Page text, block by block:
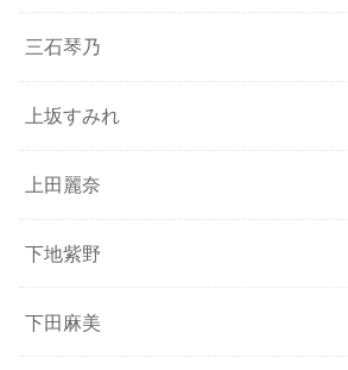
三石琴乃
上坂すみれ
上田麗奈
下地紫野
下田麻美